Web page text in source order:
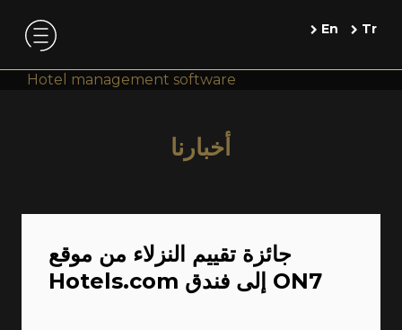
En Tr
Hotel management software
أخبارنا
جائزة تقييم النزلاء من موقع
Hotels.com إلى فندق ON7